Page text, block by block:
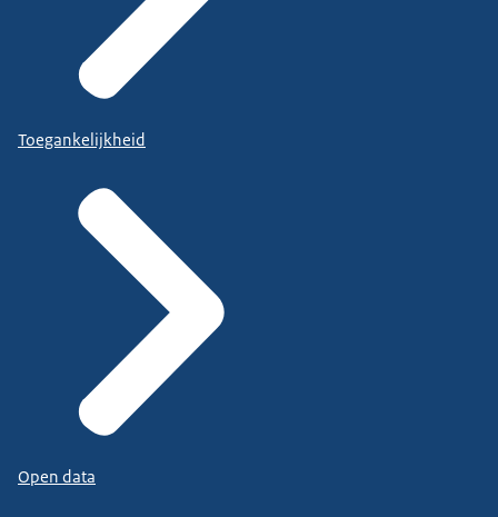
Toegankelijkheid
Open data